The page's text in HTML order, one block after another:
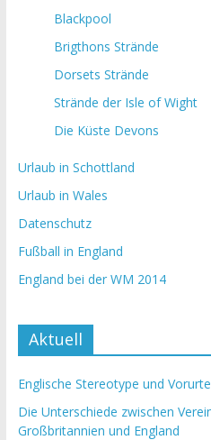
Blackpool
Brigthons Strände
Dorsets Strände
Strände der Isle of Wight
Die Küste Devons
Urlaub in Schottland
Urlaub in Wales
Datenschutz
Fußball in England
England bei der WM 2014
Aktuell
Englische Stereotype und
Die Unterschiede zwischen
Großbritannien und England